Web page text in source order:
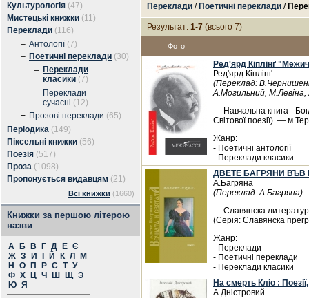
Культурологія (47)
Мистецькі книжки (11)
Переклади (116)
– Антології (7)
– Поетичні переклади (30)
– Переклади
класики (7)
– Переклади
сучасні (12)
+ Прозові переклади (65)
Періодика (149)
Піксельні книжки (56)
Поезія (517)
Проза (1098)
Пропонується видавцям (21)
Всі книжки (1660)
Книжки за першою літерою
назви
А Б В Г Д Е Є
Ж З И Й К Л
М
Н
О П Р С Т У
Ф Х Ц Ч Ш Щ Э
Ю Я
Переклади / Поетичні переклади /
Результат: 1-7 (всього 7)
Фото
Ред'ярд Кіплінґ
Ред'ярд Кіплінґ
(Переклад:
А.Могильний, М.Левіна,
— Навчальна книга -
Світової поезії). —
Жанр:
- Поетичні антології
- Переклади класики
ДВЕТЕ БАГРЯНИ ВЪВ
А.Багряна
(Переклад: А.Багряна)
— Славянска
(Серія: Славянска
Жанр:
- Переклади
- Поетичні переклади
- Переклади класики
На смерть Кліо :
А.Дністровий